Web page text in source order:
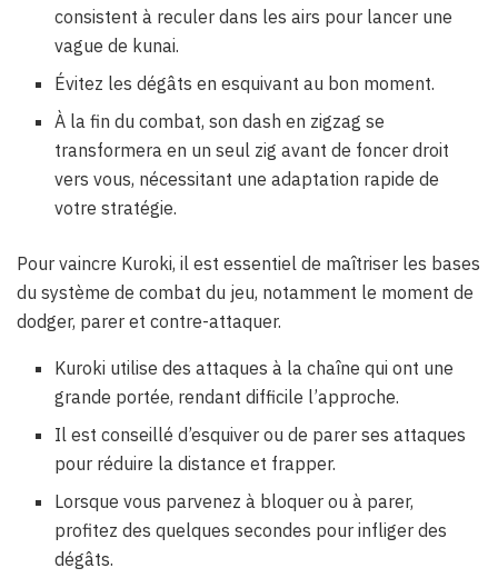
consistent à reculer dans les airs pour lancer une
vague de kunai.
Évitez les dégâts en esquivant au bon moment.
À la fin du combat, son dash en zigzag se
transformera en un seul zig avant de foncer droit
vers vous, nécessitant une adaptation rapide de
votre stratégie.
Pour vaincre Kuroki, il est essentiel de maîtriser les bases
du système de combat du jeu, notamment le moment de
dodger, parer et contre-attaquer.
Kuroki utilise des attaques à la chaîne qui ont une
grande portée, rendant difficile l’approche.
Il est conseillé d’esquiver ou de parer ses attaques
pour réduire la distance et frapper.
Lorsque vous parvenez à bloquer ou à parer,
profitez des quelques secondes pour infliger des
dégâts.